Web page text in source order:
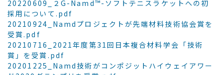
20220609_２G-Namd™-ソフトテニスラケットへの初
採用について.pdf
20210924_Namdプロジェクトが先端材料技術協会賞を
受賞.pdf
20210716_2021年度第31回日本複合材料学会「技術
賞」を受賞.pdf
20201225_Namd技術がコンポジットハイウェイアワー